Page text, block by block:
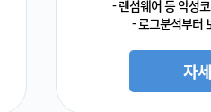
- 랜섬웨어 등 악성
- 로그분석부터
자